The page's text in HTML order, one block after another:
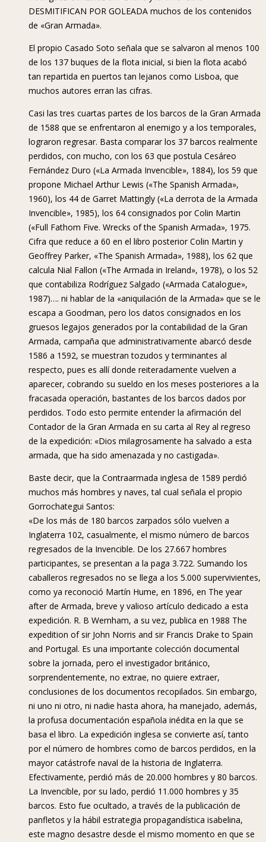
DESMITIFICAN POR GOLEADA muchos de los contenidos
de «Gran Armada».
El propio Casado Soto señala que se salvaron al menos 100
de los 137 buques de la flota inicial, si bien la flota acabó
tan repartida en puertos tan lejanos como Lisboa, que
muchos autores erran las cifras.
Casi las tres cuartas partes de los barcos de la Gran Armada
de 1588 que se enfrentaron al enemigo y a los temporales,
lograron regresar. Basta comparar los 37 barcos realmente
perdidos, con mucho, con los 63 que postula Cesáreo
Fernández Duro («La Armada Invencible», 1884), los 59 que
propone Michael Arthur Lewis («The Spanish Armada»,
1960), los 44 de Garret Mattingly («La derrota de la Armada
Invencible», 1985), los 64 consignados por Colin Martin
(«Full Fathom Five. Wrecks of the Spanish Armada», 1975.
Cifra que reduce a 60 en el libro posterior Colin Martin y
Geoffrey Parker, «The Spanish Armada», 1988), los 62 que
calcula Nial Fallon («The Armada in Ireland», 1978), o los 52
que contabiliza Rodríguez Salgado («Armada Catalogue»,
1987)…. ni hablar de la «aniquilación de la Armada» que se le
escapa a Goodman, pero los datos consignados en los
gruesos legajos generados por la contabilidad de la Gran
Armada, campaña que administrativamente abarcó desde
1586 a 1592, se muestran tozudos y terminantes al
respecto, pues es allí donde reiteradamente vuelven a
aparecer, cobrando su sueldo en los meses posteriores a la
fracasada operación, bastantes de los barcos dados por
perdidos. Todo esto permite entender la afirmación del
Contador de la Gran Armada en su carta al Rey al regreso
de la expedición: «Dios milagrosamente ha salvado a esta
armada, que ha sido amenazada y no castigada».
Baste decir, que la Contraarmada inglesa de 1589 perdió
muchos más hombres y naves, tal cual señala el propio
Gorrochategui Santos:
«De los más de 180 barcos zarpados sólo vuelven a
Inglaterra 102, casualmente, el mismo número de barcos
regresados de la Invencible. De los 27.667 hombres
participantes, se presentan a la paga 3.722. Sumando los
caballeros regresados no se llega a los 5.000 supervivientes,
como ya reconoció Martín Hume, en 1896, en The year
after de Armada, breve y valioso artículo dedicado a esta
expedición. R. B Wernham, a su vez, publica en 1988 The
expedition of sir John Norris and sir Francis Drake to Spain
and Portugal. Es una importante colección documental
sobre la jornada, pero el investigador británico,
sorprendentemente, no extrae, no quiere extraer,
conclusiones de los documentos recopilados. Sin embargo,
ni uno ni otro, ni nadie hasta ahora, ha manejado, además,
la profusa documentación española inédita en la que se
basa el libro. La expedición inglesa se convierte así, tanto
por el número de hombres como de barcos perdidos, en la
mayor catástrofe naval de la historia de Inglaterra.
Efectivamente, perdió más de 20.000 hombres y 80 barcos.
La Invencible, por su lado, perdió 11.000 hombres y 35
barcos. Esto fue ocultado, a través de la publicación de
panfletos y la hábil estrategia propagandística isabelina,
este magno desastre desde el mismo momento en que se